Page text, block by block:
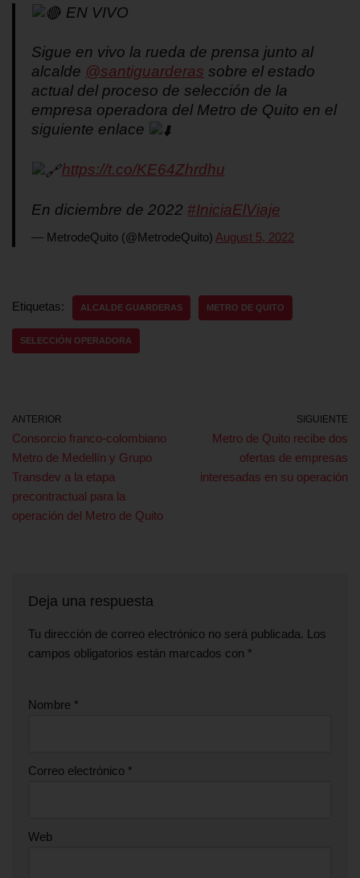
EN VIVO
Sigue en vivo la rueda de prensa junto al
alcalde @santiguarderas sobre el estado
actual del proceso de selección de la
empresa operadora del Metro de Quito en el
siguiente enlace
https://t.co/KE64Zhrdhu
En diciembre de 2022 #IniciaElViaje
— MetrodeQuito (@MetrodeQuito) August 5, 2022
Etiquetas: ALCALDE GUARDERAS METRO DE QUITO
SELECCIÓN OPERADORA
ANTERIOR
Consorcio franco-colombiano
Metro de Medellín y Grupo
Transdev a la etapa
precontractual para la
operación del Metro de Quito
SIGUIENTE
Metro de Quito recibe dos
ofertas de empresas
interesadas en su operación
Deja una respuesta
Tu dirección de correo electrónico no será publicada. Los
campos obligatorios están marcados con *
Nombre *
Correo electrónico *
Web